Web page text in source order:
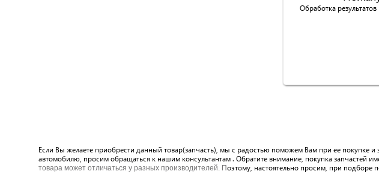
Обработка
Если Вы желаете приобрести данный товар(запчасть), мы с радостью поможем Вам при ее
автомобилю, просим обращаться к нашим консультантам . Обратите внимание, покупка запчастей
товара может отличаться у разных производителей. Поэтому, настоятельно просим, при подборе